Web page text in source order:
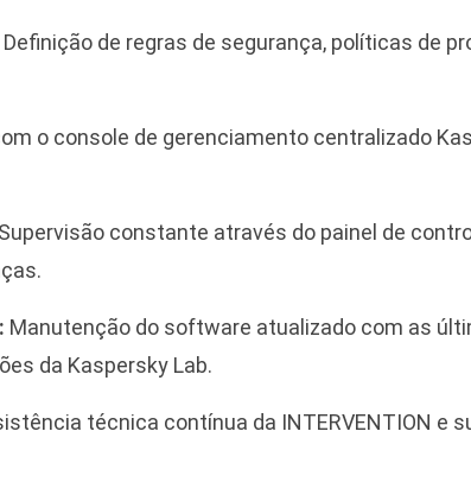
Definição de regras de segurança, políticas de
o console de gerenciamento centralizado
Supervisão constante através do painel de
Manutenção do software atualizado com as
da Kaspersky Lab.
técnica contínua da INTERVENTION e